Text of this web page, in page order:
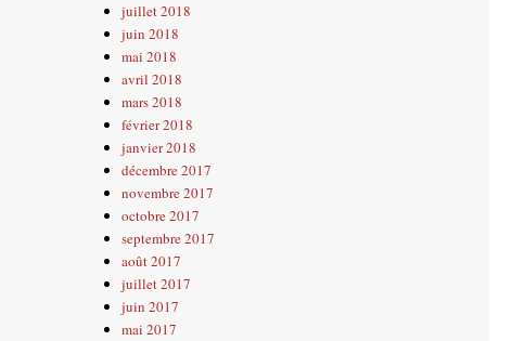
juillet 2018
juin 2018
mai 2018
avril 2018
mars 2018
février 2018
janvier 2018
décembre 2017
novembre 2017
octobre 2017
septembre 2017
août 2017
juillet 2017
juin 2017
mai 2017